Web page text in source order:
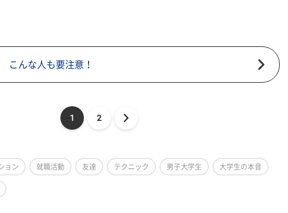
こんな人も要注意！
1 2
ョン 就職活動 友達 テクニック 男子大学生 大学生の本音